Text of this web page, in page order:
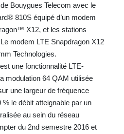
Bouygues Telecom avec le
810S équipé d’un modem
X12, et les stations
modem LTE Snapdragon X12
Technologies.
une fonctionnalité LTE-
modulation 64 QAM utilisée
une largeur de fréquence
% le débit atteignable par un
au sein du réseau
du 2nd semestre 2016 et